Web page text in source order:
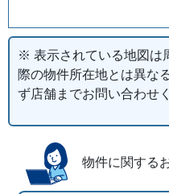
※ 表示されている地図は
際の物件所在地とは異な
ず店舗までお問い合わせ
物件に関する